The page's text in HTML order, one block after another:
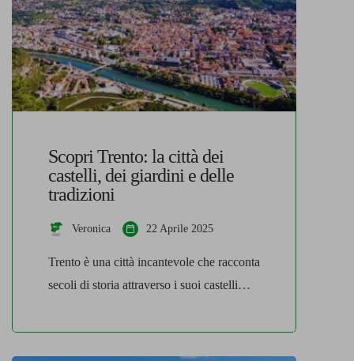
Scopri Trento: la città dei
castelli, dei giardini e delle
tradizioni
Veronica 22 Aprile 2025
Trento è una città incantevole che racconta
secoli di storia attraverso i suoi castelli
che si tramandano di generazione in
generazioni, animando ancora oggi le sue